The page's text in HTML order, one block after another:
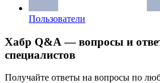
Пользователи
Хабр Q&A — вопросы и
специалистов
Получайте ответы на вопросы по